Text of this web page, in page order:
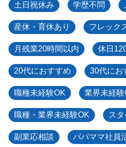
土日祝休み 学歴不問
産休・育休あり フレック
月残業20時間以内 休日
20代におすすめ 30代にお
職種未経験OK 業界未経験
職種・業界未経験OK ス
副業応相談 パパママ社員